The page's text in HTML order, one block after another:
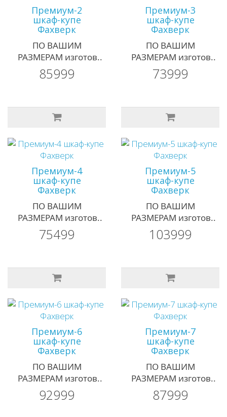
Премиум-2
шкаф-купе
Фахверк
ПО ВАШИМ
РАЗМЕРАМ изготов..
85999
Премиум-3
шкаф-купе
Фахверк
ПО ВАШИМ
РАЗМЕРАМ изготов..
73999
Премиум-4
шкаф-купе
Фахверк
ПО ВАШИМ
РАЗМЕРАМ изготов..
75499
Премиум-5
шкаф-купе
Фахверк
ПО ВАШИМ
РАЗМЕРАМ изготов..
103999
Премиум-6
шкаф-купе
Фахверк
ПО ВАШИМ
РАЗМЕРАМ изготов..
92999
Премиум-7
шкаф-купе
Фахверк
ПО ВАШИМ
РАЗМЕРАМ изготов..
87999